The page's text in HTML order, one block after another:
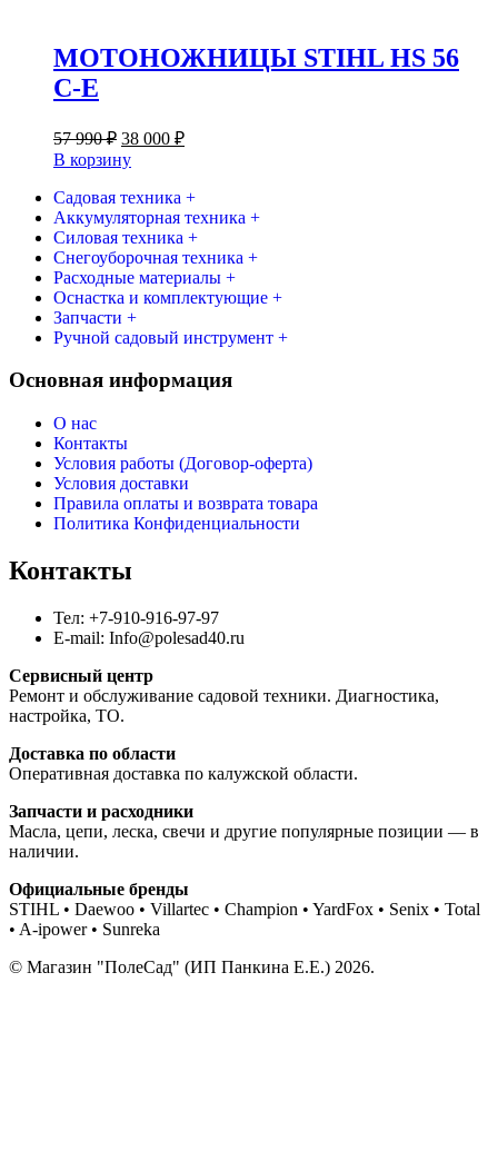
МОТОНОЖНИЦЫ STIHL HS 56
C-E
57 990₽ Первоначальная
цена
составляла
57
990 ₽.
38 000 ₽Текущая
000 ₽.
В корзину
Садовая техника +
Аккумуляторная техника +
Силовая техника +
Снегоуборочная техника +
Расходные материалы +
Оснастка и комплектующие +
Запчасти +
Ручной садовый инструмент +
Основная информация
О нас
Контакты
Условия работы (Договор-оферта)
Условия доставки
Правила оплаты и возврата товара
Политика Конфиденциальности
Контакты
Тел: +7-910-916-97-97
E-mail: Info@polesad40.ru
Сервисный центр
Ремонт и обслуживание садовой техники. Диагностика,
настройка, ТО.
Доставка по области
Оперативная доставка по калужской области.
Запчасти и расходники
Масла, цепи, леска, свечи и другие популярные позиции — в
наличии.
Официальные бренды
STIHL • Daewoo • Villartec • Champion • YardFox • Senix • Total
• A-ipower • Sunreka
© Магазин "ПолеСад" (ИП Панкина Е.Е.) 2026.